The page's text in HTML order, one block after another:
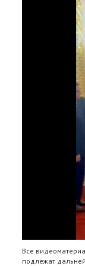
Все
подлежат